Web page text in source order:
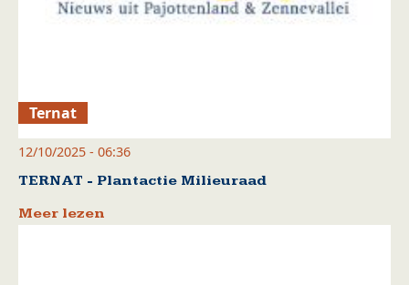
Ternat
12/10/2025 - 06:36
TERNAT - Plantactie Milieuraad
Meer lezen